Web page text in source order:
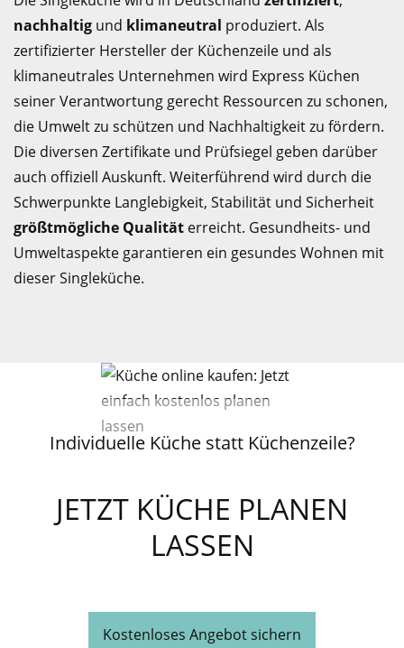
nachhaltig und klimaneutral produziert. Als
zertifizierter Hersteller der Küchenzeile und als
klimaneutrales Unternehmen wird Express Küchen
seiner Verantwortung gerecht Ressourcen zu schonen,
die Umwelt zu schützen und Nachhaltigkeit zu fördern.
Die diversen Zertifikate und Prüfsiegel geben darüber
auch offiziell Auskunft. Weiterführend wird durch die
Schwerpunkte Langlebigkeit, Stabilität und Sicherheit
größtmögliche Qualität erreicht. Gesundheits- und
Umweltaspekte garantieren ein gesundes Wohnen mit
dieser Singleküche.
Individuelle Küche statt Küchenzeile?
JETZT KÜCHE PLANEN
LASSEN
Kostenloses Angebot sichern